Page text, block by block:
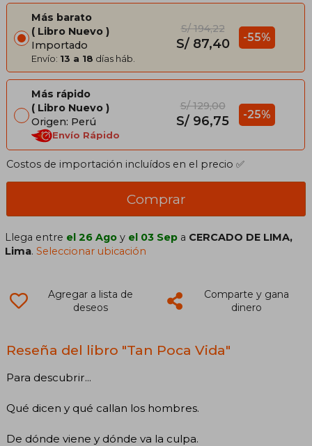
Más barato
Libro Nuevo
Importado
Envío: 13 a 18 días háb.
S/ 194,22
S/ 87,40 -55%
Más rápido
Libro Nuevo
Origen: Perú
Envío Rápido
S/ 129,00
S/ 96,75 -25%
Costos de importación incluídos en el precio ✅
Comprar
Llega entre el 26 Ago y el 03 Sep a CERCADO DE LIMA,
Lima.Seleccionar ubicación
Agregar a lista de
deseos
Comparte y gana
dinero
Reseña del libro "Tan Poca Vida"
Para descubrir...
Qué dicen y qué callan los hombres.
De dónde viene y dónde va la culpa.